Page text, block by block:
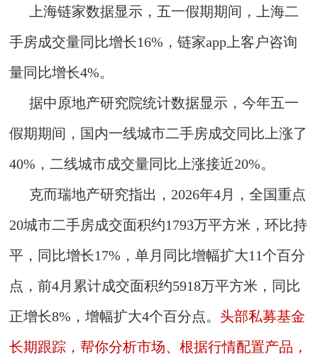
上海链家数据显示，五一假期期间，上海二
手房成交量同比增长16%，链家app上客户咨询
量同比增长4%。
据中原地产研究院统计数据显示，今年五一
假期期间，国内一线城市二手房成交同比上涨了
40%，二线城市成交量同比上涨接近20%。
克而瑞地产研究指出，2026年4月，全国重点
20城市二手房成交面积约1793万平方米，环比持
平，同比增长17%，单月同比增幅扩大11个百分
点，前4月累计成交面积约5918万平方米，同比
正增长8%，增幅扩大4个百分点。 头部私募基金
长期跟踪，帮你分析市场、根据行情配置产品，